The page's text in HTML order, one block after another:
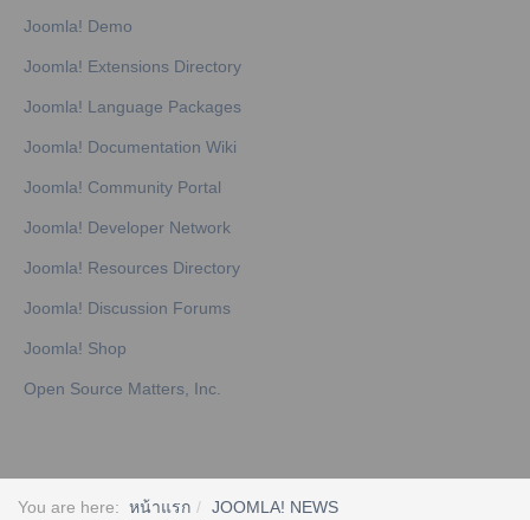
Joomla! Demo
Joomla! Extensions Directory
Joomla! Language Packages
Joomla! Documentation Wiki
Joomla! Community Portal
Joomla! Developer Network
Joomla! Resources Directory
Joomla! Discussion Forums
Joomla! Shop
Open Source Matters, Inc.
You are here: หน้าแรก
JOOMLA! NEWS